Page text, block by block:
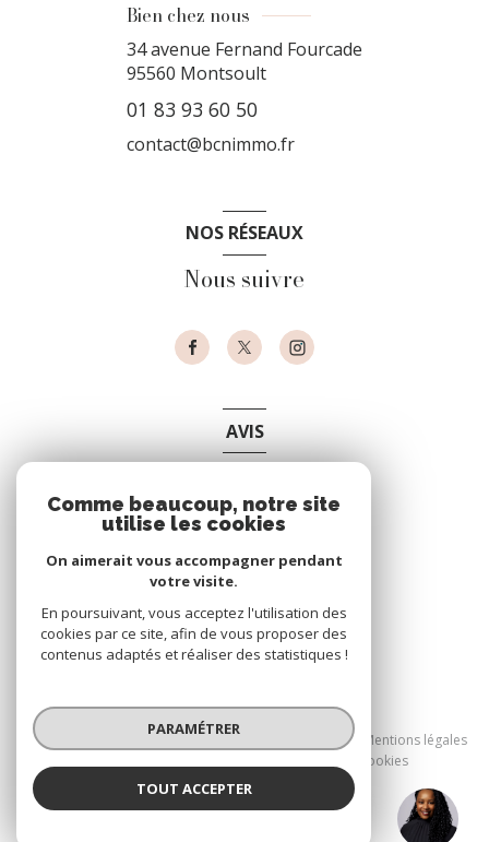
Melanie ALLAMELOU
Bien chez nous
34 avenue Fernand Fourcade
95560 Montsoult
01 83 93 60 50
contact@bcnimmo.fr
NOS RÉSEAUX
Nous suivre
AVIS
© 2026 | Tous droits réservés
Nos partenaires
Nos honoraires
Mentions légales
Cookies
Comme beaucoup, notre site
utilise les cookies
On aimerait vous accompagner pendant
votre visite.
En poursuivant, vous acceptez l'utilisation des
cookies par ce site, afin de vous proposer des
contenus adaptés et réaliser des statistiques !
PARAMÉTRER
TOUT ACCEPTER